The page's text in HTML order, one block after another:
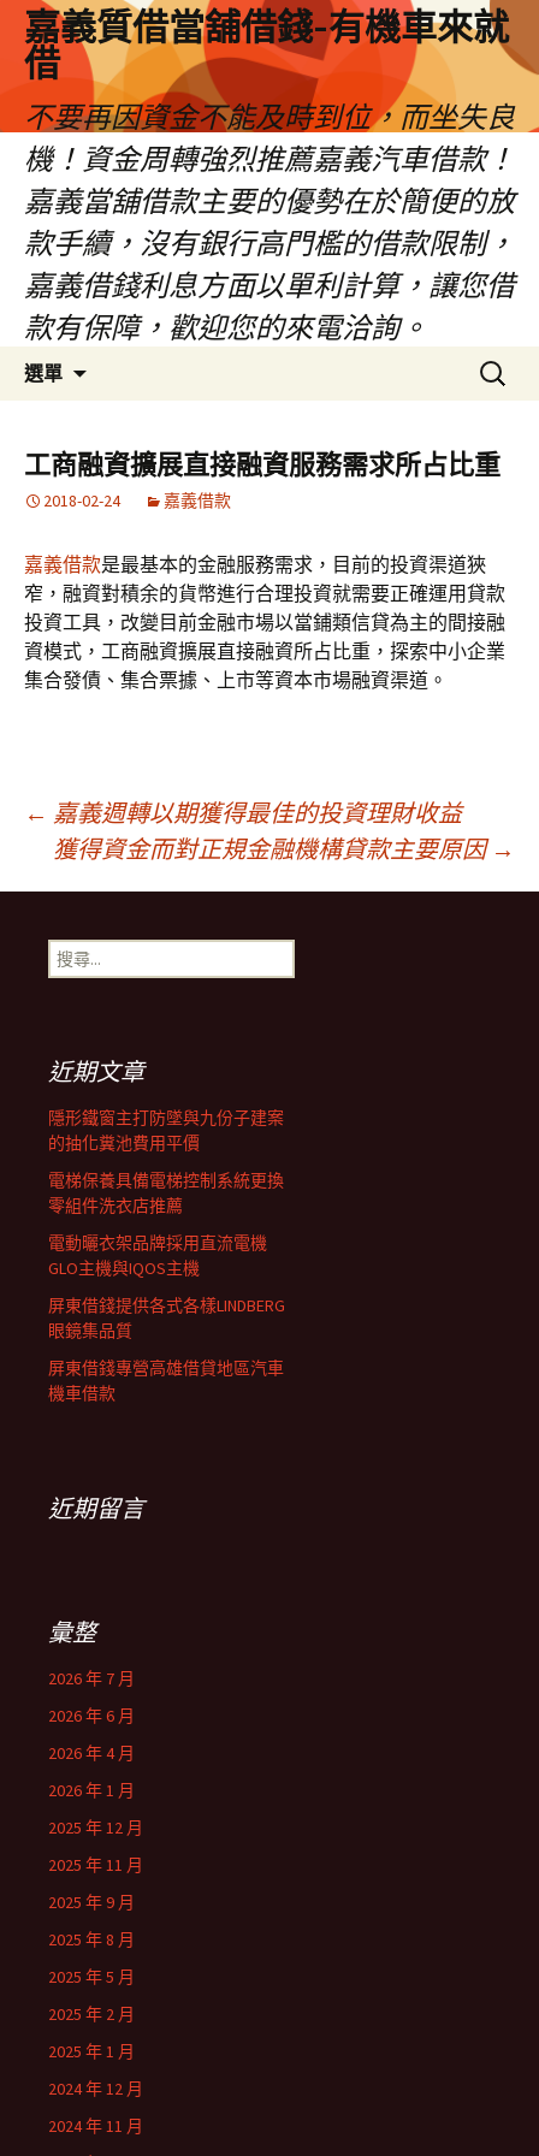
嘉義質借當舖借錢-有機車來就
借
不要再因資金不能及時到位，而坐失良
機！資金周轉強烈推薦嘉義汽車借款！
嘉義當舖借款主要的優勢在於簡便的放
款手續，沒有銀行高門檻的借款限制，
嘉義借錢利息方面以單利計算，讓您借
款有保障，歡迎您的來電洽詢。
選單
容
區
搜
尋
鍵
字:
工商融資擴展直接融資服務需求所占比重
2018-02-24 嘉義借款
嘉義借款是最基本的金融服務需求，目前的投資渠道狹
窄，融資對積余的貨幣進行合理投資就需要正確運用貸款
投資工具，改變目前金融市場以當鋪類信貸為主的間接融
資模式，工商融資擴展直接融資所占比重，探索中小企業
集合發債、集合票據、上市等資本市場融資渠道。
文
章
導
覽
列
← 嘉義週轉以期獲得最佳的投資理財收益
獲得資金而對正規金融機構貸款主要原因 →
搜
尋
近期文章
隱形鐵窗主打防墜與九份子建案
的抽化糞池費用平價
電梯保養具備電梯控制系統更換
零組件洗衣店推薦
電動曬衣架品牌採用直流電機
GLO主機與IQOS主機
屏東借錢提供各式各樣LINDBERG
眼鏡集品質
屏東借錢專營高雄借貸地區汽車
機車借款
近期留言
彙整
2026 年 7 月
2026 年 6 月
2026 年 4 月
2026 年 1 月
2025 年 12 月
2025 年 11 月
2025 年 9 月
2025 年 8 月
2025 年 5 月
2025 年 2 月
2025 年 1 月
2024 年 12 月
2024 年 11 月